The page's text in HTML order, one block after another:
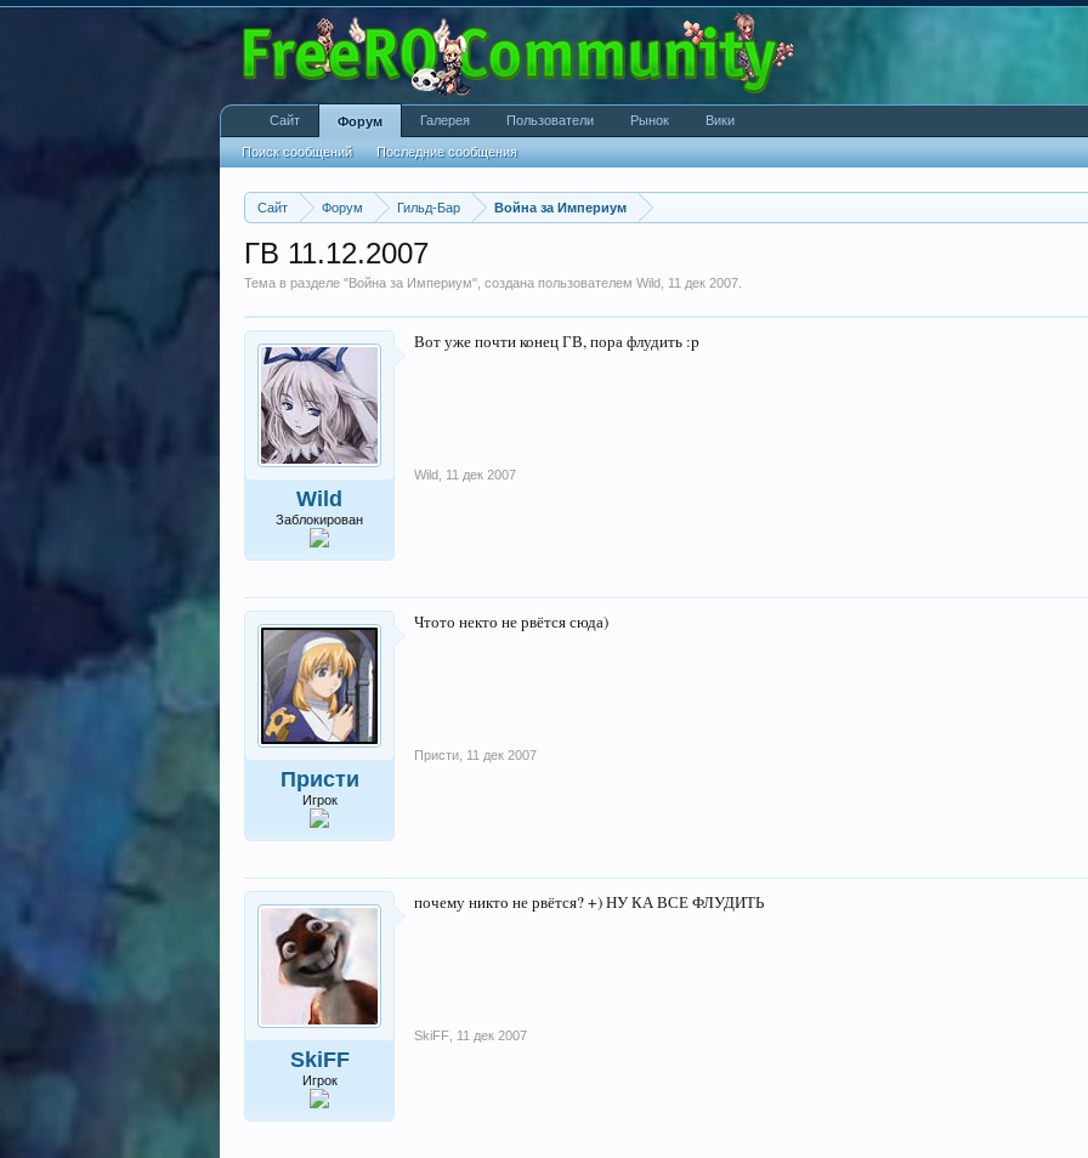
Сайт Форум Гильд-Бар Война за Империум
ГВ 11.12.2007
Тема в разделе "Война за Империум", создана пользователем Wild 11 дек 2007
Wild
Заблокирован
Вот уже почти конец ГВ, пора флудить :p
Wild 11 дек 2007
Присти
Игрок
Чтото некто не рвётся сюда)
Присти 11 дек 2007
SkiFF
Игрок
почему никто не рвётся? +) НУ КА ВСЕ ФЛУДИТЬ
SkiFF 11 дек 2007
Сайт Форум
Поиск сообщений Последние сообщения
Галерея Пользователи Рынок Вики